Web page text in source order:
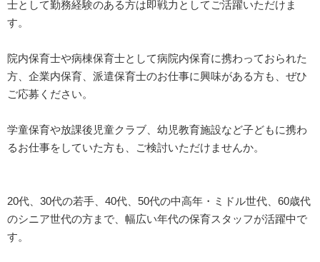
士として勤務経験のある方は即戦力としてご活躍いただけま
す。
院内保育士や病棟保育士として病院内保育に携わっておられた
方、企業内保育、派遣保育士のお仕事に興味がある方も、ぜひ
ご応募ください。
学童保育や放課後児童クラブ、幼児教育施設など子どもに携わ
るお仕事をしていた方も、ご検討いただけませんか。
20代、30代の若手、40代、50代の中高年・ミドル世代、60歳代
のシニア世代の方まで、幅広い年代の保育スタッフが活躍中で
す。